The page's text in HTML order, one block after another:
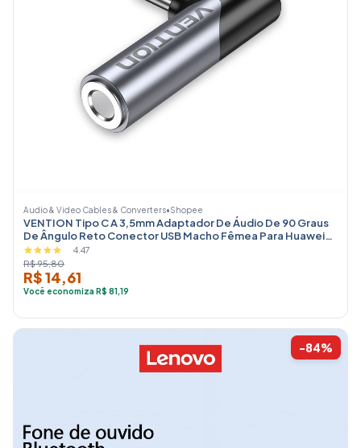
Audio & Video Cables & Converters•Shopee
VENTION Tipo C A 3,5mm Adaptador De Áudio De 90 Graus
De Ângulo Reto Conector USB Macho Fêmea Para Huawei
iphone16
4.47
R$ 95,80
R$ 14,61
Você economiza R$ 81,19
-84%